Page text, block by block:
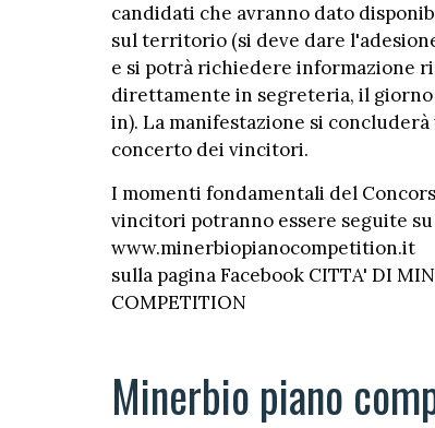
candidati che avranno dato
sul territorio (si deve dare
e si potrà richiedere informazione
direttamente in segreteria, il
in). La manifestazione si
concerto dei vincitori.
I momenti fondamentali del
vincitori potranno essere seguite su
www.minerbiopianocompetition.it
sulla pagina Facebook CITTA' DI
COMPETITION
Minerbio piano